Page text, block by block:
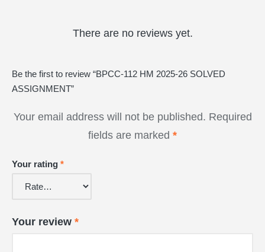
There are no reviews yet.
Be the first to review “BPCC-112 HM 2025-26 SOLVED
ASSIGNMENT”
Your email address will not be published. Required
fields are marked *
Your rating *
Your review *